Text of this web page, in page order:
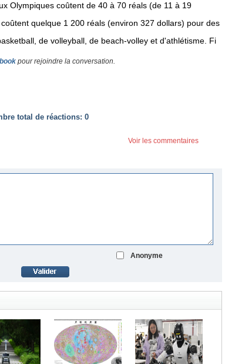
Olympiques coûtent de 40 à 70 réals (de 11 à 19
quelque 1 200 réals (environ 327 dollars) pour des
de volleyball, de beach-volley et d'athlétisme. Fi
pour rejoindre la conversation.
total de réactions: 0
Voir les commentaires
Anonyme